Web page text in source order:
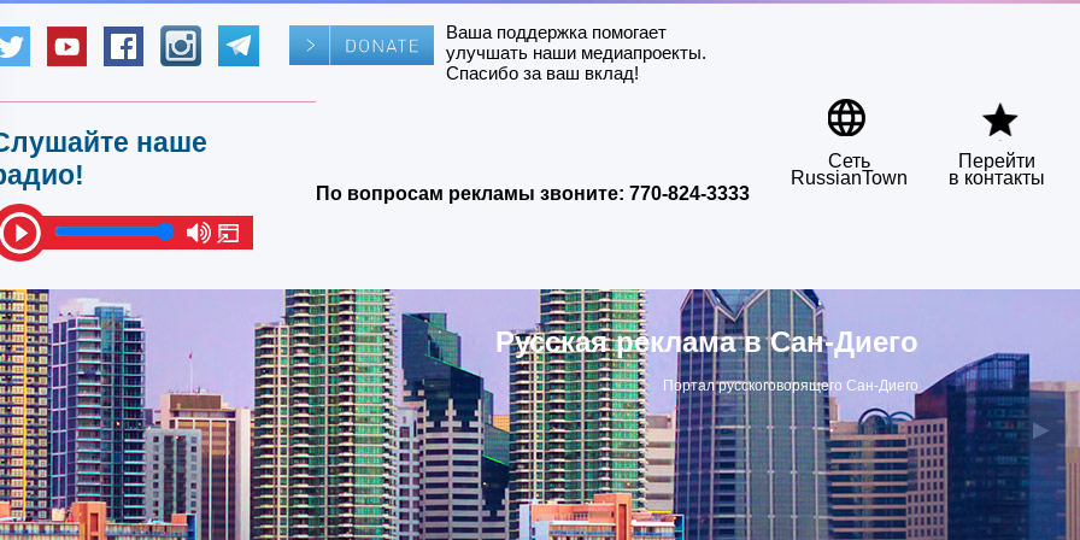
Ваша поддержка помогает
улучшать наши медиапроекты.
Спасибо за ваш вклад!
наше
По вопросам рекламы звоните: 770-824-3333
Сеть
RussianTown
Перейти
в контакты
Русская реклама в Сан-Диего
Портал русскоговорящего Сан-Диего
▶